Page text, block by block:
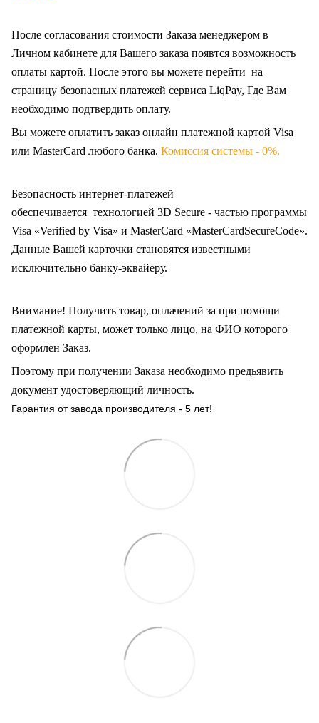
После согласования стоимости Заказа менеджером в
Личном кабинете для Вашего заказа появтся возможность
оплаты картой. После этого вы можете перейти на
страницу безопасных платежей сервиса LiqPay, Где Вам
необходимо подтвердить оплату.
Вы можете оплатить заказ онлайн платежной картой Visa
или MasterCard любого банка. Комиссия системы - 0%.
Безопасность интернет-платежей
обеспечивается технологией 3D Secure - частью программы
Visa «Verified by Visa» и MasterCard «MasterCardSecureCode».
Данные Вашей карточки становятся известными
исключительно банку-эквайеру.
Внимание! Получить товар, оплачений за при помощи
платежной карты, может только лицо, на ФИО которого
оформлен Заказ.
Поэтому при получении Заказа необходимо предьявить
документ удостоверяющий личность.
Гарантия от завода производителя - 5 лет!